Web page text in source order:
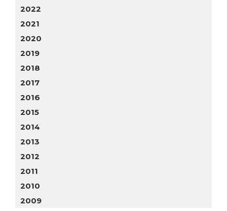
2022
2021
2020
2019
2018
2017
2016
2015
2014
2013
2012
2011
2010
2009